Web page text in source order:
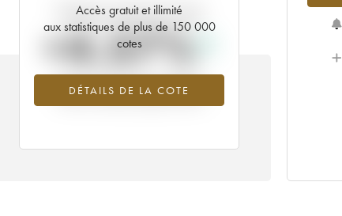
Accès gratuit et illimité
aux statistiques de plus de 150 000
cotes
DÉTAILS DE LA COTE
Tendance actuelle de la cote
+4.57%
Tendance à la hausse du millésime
1986 en 2026 par rapport à 2025